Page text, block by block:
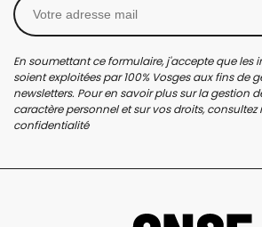
En soumettant ce formulaire, j'accepte que les
soient exploitées par 100% Vosges aux fins de
newsletters. Pour en savoir plus sur la gestion
caractère personnel et sur vos droits, consultez
confidentialité